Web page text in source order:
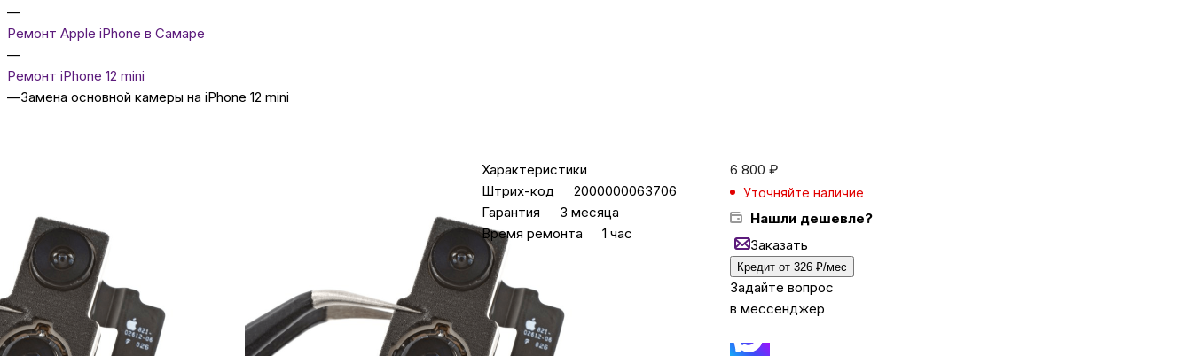
ТВ и проекторы
Бытовая техника
Красота и здоровье
—
Ремонт Apple iPhone в Самаре
—
Ремонт iPhone 12 mini
—Замена основной камеры на iPhone 12 mini
Характеристики
Штрих-код
2000000063706
Гарантия
3 месяца
Время ремонта
1 час
6 800 ₽
Уточняйте наличие
Нашли дешевле?
Заказать
Кредит от 326 ₽/мес
Задайте вопрос
в мессенджер